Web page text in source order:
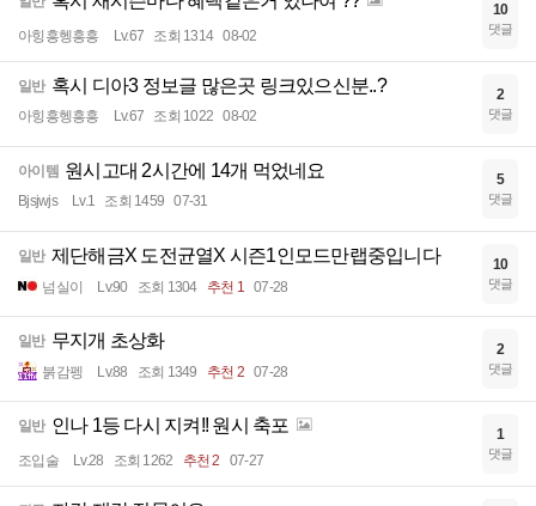
아힝흥헹흥흥 Lv.67 조회 1314 08-02
10
댓글
일반 혹시 디아3 정보글 많은곳 링크있으신분..?
아힝흥헹흥흥 Lv.67 조회 1022 08-02
2
댓글
아이템 원시고대 2시간에 14개 먹었네요
Bjsjwjs Lv.1 조회 1459 07-31
5
댓글
일반 제단해금X 도전균열X 시즌1인모드만랩중입니다
넘실이 Lv.90 조회 1304 추천 1 07-28
10
댓글
일반 무지개 초상화
붉감펭 Lv.88 조회 1349 추천 2 07-28
2
댓글
일반 인나 1등 다시 지켜!! 원시 축포
조입술 Lv.28 조회 1262 추천 2 07-27
1
댓글